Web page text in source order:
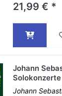
21,99 € *
Johann
Solokonzerte
Johann